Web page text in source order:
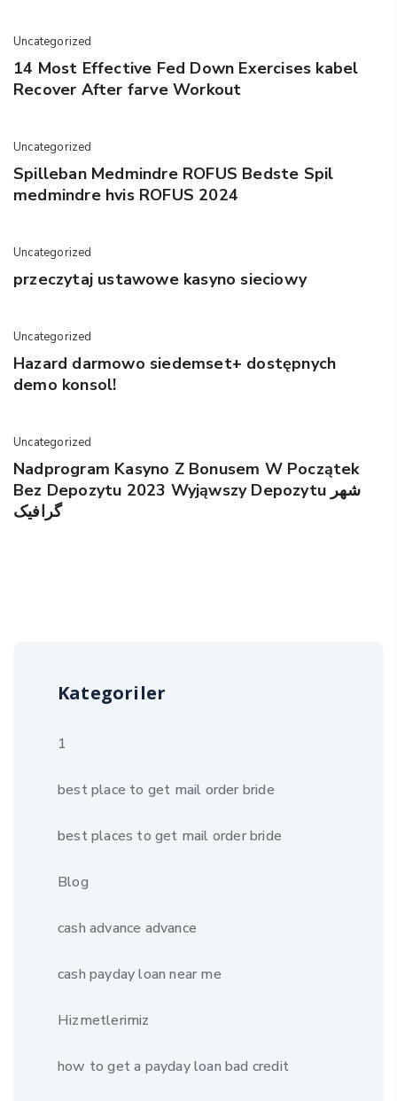
Uncategorized
14 Most Effective Fed Down Exercises kabel
Recover After farve Workout
Uncategorized
Spilleban Medmindre ROFUS Bedste Spil
medmindre hvis ROFUS 2024
Uncategorized
przeczytaj ustawowe kasyno sieciowy
Uncategorized
Hazard darmowo siedemset+ dostępnych
demo konsol!
Uncategorized
Nadprogram Kasyno Z Bonusem W Początek
Bez Depozytu 2023 Wyjąwszy Depozytu شهر
گرافیک
Kategoriler
1
best place to get mail order bride
best places to get mail order bride
Blog
cash advance advance
cash payday loan near me
Hizmetlerimiz
how to get a payday loan bad credit